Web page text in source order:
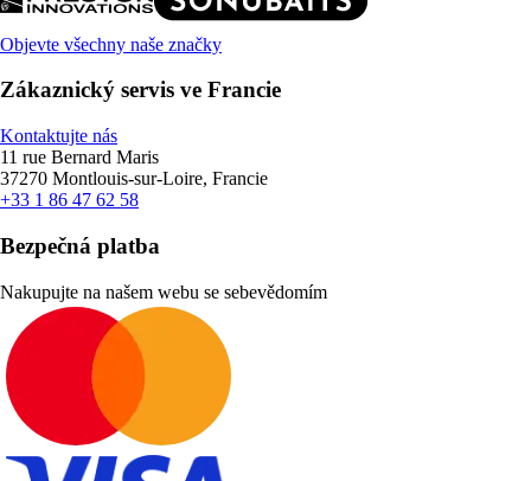
Objevte všechny naše značky
Zákaznický servis ve Francie
Kontaktujte nás
11 rue Bernard Maris
37270 Montlouis-sur-Loire, Francie
+33 1 86 47 62 58
Bezpečná platba
Nakupujte na našem webu se sebevědomím